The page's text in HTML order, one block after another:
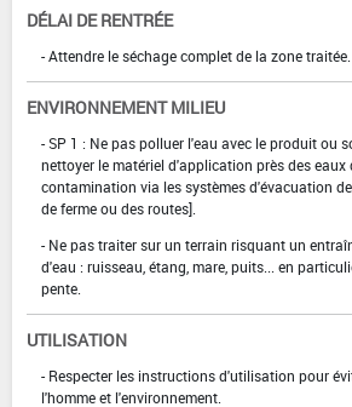
DÉLAI DE RENTRÉE
- Attendre le séchage complet de la zone traitée.
ENVIRONNEMENT MILIEU
- SP 1 : Ne pas polluer l'eau avec le produit ou
nettoyer le matériel d'application près des eaux
contamination via les systèmes d'évacuation
de ferme ou des routes].
- Ne pas traiter sur un terrain risquant un
d'eau : ruisseau, étang, mare, puits... en
pente.
UTILISATION
- Respecter les instructions d'utilisation pour
l'homme et l'environnement.